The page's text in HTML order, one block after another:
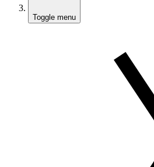
Toggle menu